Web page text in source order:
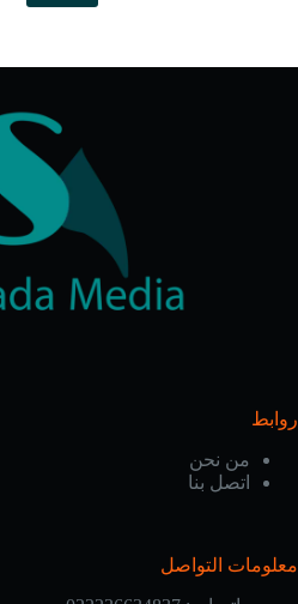
روابط
من نحن
اتصل بنا
معلومات التواصل